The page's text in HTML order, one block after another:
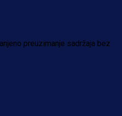
preuzimanje sadržaja bez